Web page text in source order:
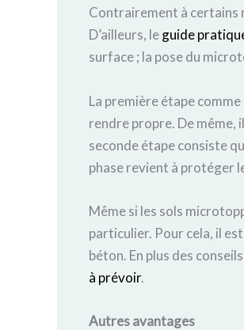
Contrairement à certains
D’ailleurs, leguide
surface ; la pose du
La première étape
rendre propre. De même,
seconde étape consiste
phase revient à protéger
Même si les sols
particulier. Pour cela, il
béton. En plus des
à prévoir.
Autres avantages